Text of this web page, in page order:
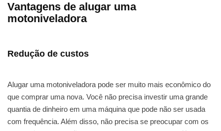
Vantagens de alugar uma
motoniveladora
Redução de custos
Alugar uma motoniveladora pode ser muito mais econômico do
que comprar uma nova. Você não precisa investir uma grande
quantia de dinheiro em uma máquina que pode não ser usada
com frequência. Além disso, não precisa se preocupar com os